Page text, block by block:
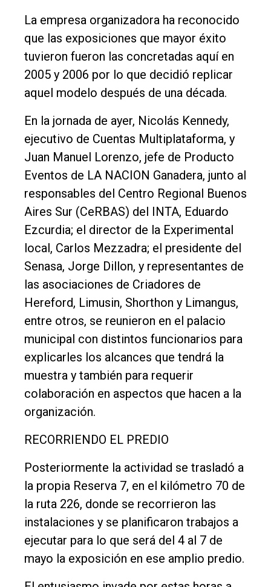
Política
Cultura
Entrevistas
Fúnebres
Edición
Empresa
Nosotros
Contacto
La empresa organizadora ha reconocido
que las exposiciones que mayor éxito
tuvieron fueron las concretadas aquí en
2005 y 2006 por lo que decidió replicar
aquel modelo después de una década.
En la jornada de ayer, Nicolás Kennedy,
ejecutivo de Cuentas Multiplataforma, y
Juan Manuel Lorenzo, jefe de Producto
Eventos de LA NACION Ganadera, junto al
responsables del Centro Regional Buenos
Aires Sur (CeRBAS) del INTA, Eduardo
Ezcurdia; el director de la Experimental
local, Carlos Mezzadra; el presidente del
Senasa, Jorge Dillon, y representantes de
las asociaciones de Criadores de
Hereford, Limusin, Shorthon y Limangus,
entre otros, se reunieron en el palacio
municipal con distintos funcionarios para
explicarles los alcances que tendrá la
muestra y también para requerir
colaboración en aspectos que hacen a la
organización.
RECORRIENDO EL PREDIO
Posteriormente la actividad se trasladó a
la propia Reserva 7, en el kilómetro 70 de
la ruta 226, donde se recorrieron las
instalaciones y se planificaron trabajos a
ejecutar para lo que será del 4 al 7 de
mayo la exposición en ese amplio predio.